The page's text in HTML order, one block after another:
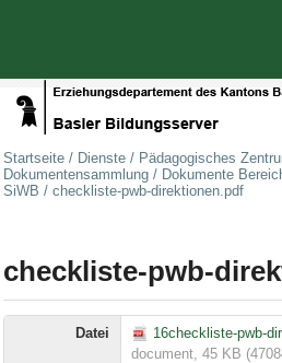
Startseite / Dienste / Pädagogisches
Dokumentensammlung / Dokumente
SiWB / checkliste-pwb-direktionen.pdf
checkliste-pwb-
Datei 16checkliste-pwb-
document, 45 KB